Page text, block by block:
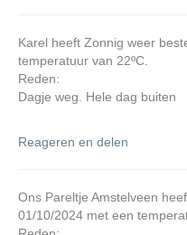
Karel heeft Zonnig weer
temperatuur van 22ºC.
Reden:
Dagje weg. Hele dag buiten
Reageren en delen
Ons Pareltje Amstelveen
01/10/2024 met een